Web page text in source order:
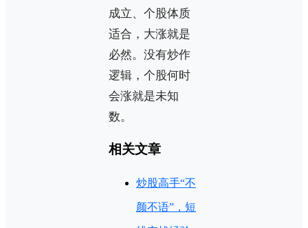
成立、个股体质
适合，大涨就是
必然。没有炒作
逻辑，个股何时
会涨就是未知
数。
相关文章
炒股高手“不
颜不语”，短